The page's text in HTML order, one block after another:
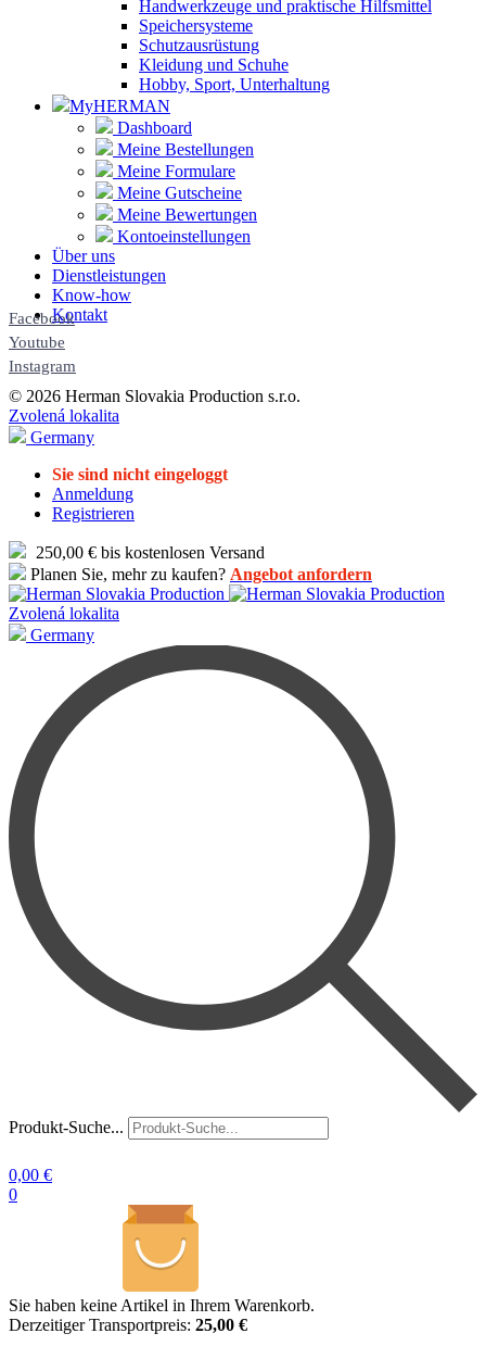
Handwerkzeuge und praktische Hilfsmittel
Speichersysteme
Schutzausrüstung
Kleidung und Schuhe
Hobby, Sport, Unterhaltung
MyHERMAN
Dashboard
Meine Bestellungen
Meine Formulare
Meine Gutscheine
Meine Bewertungen
Kontoeinstellungen
Über uns
Dienstleistungen
Know-how
Kontakt
Facebook
Youtube
Instagram
© 2026 Herman Slovakia Production s.r.o.
Zvolená lokalita
Germany
Sie sind nicht eingeloggt
Anmeldung
Registrieren
250,00 € bis kostenlosen Versand
Planen Sie, mehr zu kaufen? Angebot anfordern
Zvolená lokalita
Germany
Produkt-Suche...
0,00 €
0
Sie haben keine Artikel in Ihrem Warenkorb.
Derzeitiger Transportpreis: 25,00 €